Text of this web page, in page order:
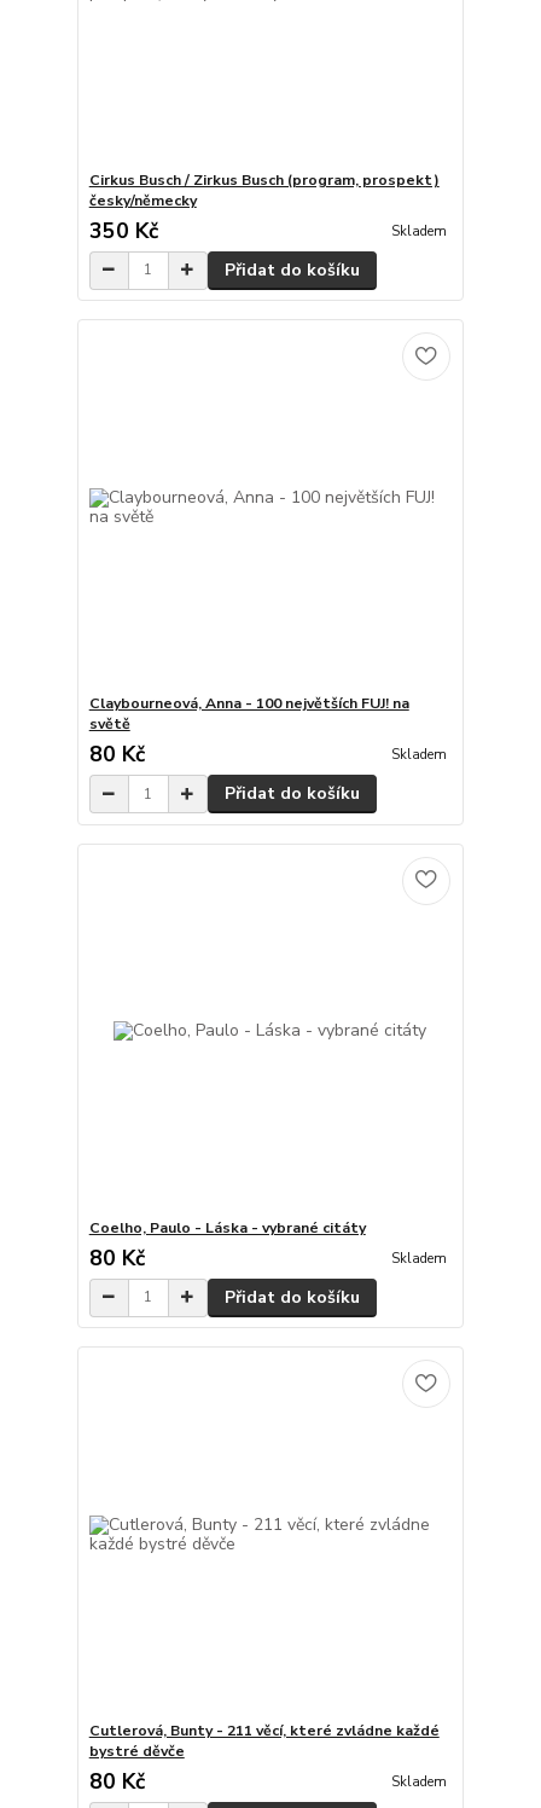
Cirkus Busch / Zirkus Busch (program, prospekt)
česky/německy
350 Kč Skladem
Přidat do košíku
Claybourneová, Anna - 100 největších FUJ! na
světě
80 Kč Skladem
Přidat do košíku
Coelho, Paulo - Láska - vybrané citáty
80 Kč Skladem
Přidat do košíku
Cutlerová, Bunty - 211 věcí, které zvládne každé
bystré děvče
80 Kč Skladem